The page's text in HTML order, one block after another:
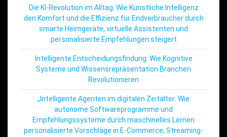
Die KI-Revolution im Alltag: Wie Künstliche Intelligenz
den Komfort und die Effizienz für Endverbraucher durch
smarte Heimgeräte, virtuelle Assistenten und
personalisierte Empfehlungen steigert
Intelligente Entscheidungsfindung: Wie Kognitive
Systeme und Wissensrepräsentation Branchen
Revolutionieren
„Intelligente Agenten im digitalen Zeitalter: Wie
autonome Softwareprogramme und
Empfehlungssysteme durch maschinelles Lernen
personalisierte Vorschläge in E-Commerce, Streaming-